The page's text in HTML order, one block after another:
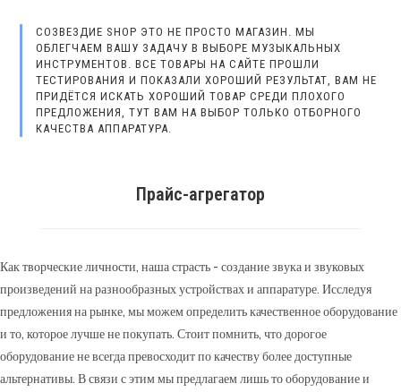
СОЗВЕЗДИЕ SHOP ЭТО НЕ ПРОСТО МАГАЗИН. МЫ
ОБЛЕГЧАЕМ ВАШУ ЗАДАЧУ В ВЫБОРЕ МУЗЫКАЛЬНЫХ
ИНСТРУМЕНТОВ. ВСЕ ТОВАРЫ НА САЙТЕ ПРОШЛИ
ТЕСТИРОВАНИЯ И ПОКАЗАЛИ ХОРОШИЙ РЕЗУЛЬТАТ, ВАМ НЕ
ПРИДЁТСЯ ИСКАТЬ ХОРОШИЙ ТОВАР СРЕДИ ПЛОХОГО
ПРЕДЛОЖЕНИЯ, ТУТ ВАМ НА ВЫБОР ТОЛЬКО ОТБОРНОГО
КАЧЕСТВА АППАРАТУРА.
Прайс-агрегатор
Как творческие личности, наша страсть - создание звука и звуковых
произведений на разнообразных устройствах и аппаратуре. Исследуя
предложения на рынке, мы можем определить качественное оборудование
и то, которое лучше не покупать. Стоит помнить, что дорогое
оборудование не всегда превосходит по качеству более доступные
альтернативы. В связи с этим мы предлагаем лишь то оборудование и